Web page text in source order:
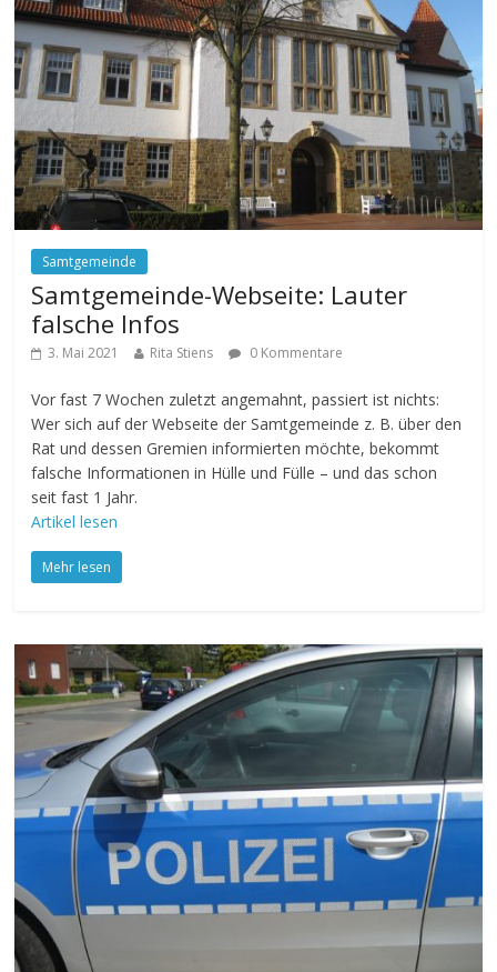
Samtgemeinde
Samtgemeinde-Webseite: Lauter
falsche Infos
3. Mai 2021 Rita Stiens 0 Kommentare
Vor fast 7 Wochen zuletzt angemahnt, passiert ist nichts:
Wer sich auf der Webseite der Samtgemeinde z. B. über den
Rat und dessen Gremien informierten möchte, bekommt
falsche Informationen in Hülle und Fülle – und das schon
seit fast 1 Jahr.
Artikel lesen
Mehr lesen